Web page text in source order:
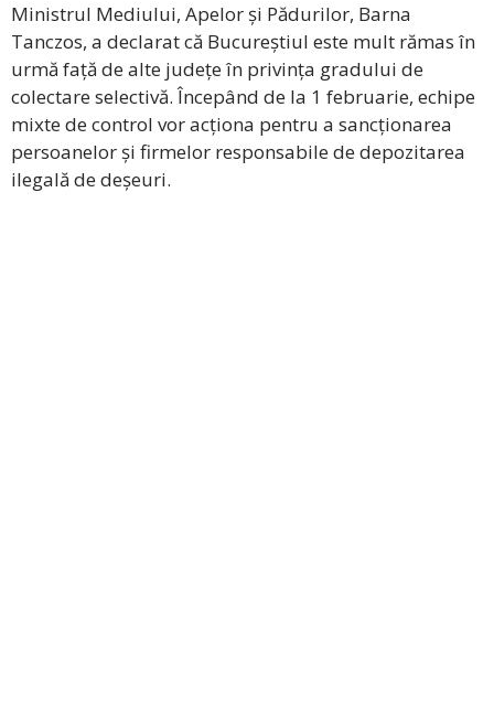
Ministrul Mediului, Apelor și Pădurilor, Barna
Tanczos, a declarat că Bucureștiul este mult rămas în
urmă față de alte județe în privința gradului de
colectare selectivă. Începând de la 1 februarie, echipe
mixte de control vor acționa pentru a sancționarea
persoanelor și firmelor responsabile de depozitarea
ilegală de deșeuri.